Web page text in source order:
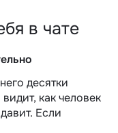
в чате
десятки
как человек
Если